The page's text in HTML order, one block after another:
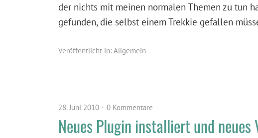
der nichts mit meinen normalen Themen zu tun
gefunden, die selbst einem Trekkie gefallen
Veröffentlicht in: Allgemein
28. Juni 2010 0 Kommentare
Neues Plugin installiert und neues